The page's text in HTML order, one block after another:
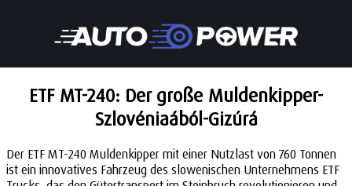
ETF MT-240: Der große Muldenkipper-
Szlovéniaából-Gizúrá
Der ETF MT-240 Muldenkipper mit einer Nutzlast von 760 Tonnen
ist ein innovatives Fahrzeug des slowenischen Unternehmens ETF